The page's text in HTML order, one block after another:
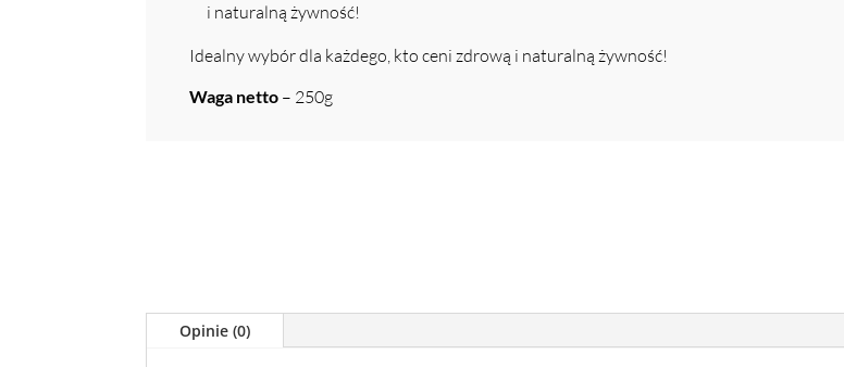
i naturalną żywność!
Idealny wybór dla każdego, kto ceni zdrową i naturalną żywność!
Waga netto – 250g
Opinie (0)